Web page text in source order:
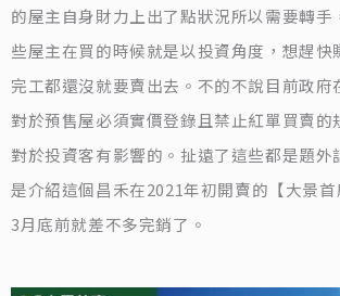
的屋主自身財力上出了點狀況所以需要轉手
些屋主在買的時候就是以投資角度，想趕快
完工都還沒就要賣出去。不的不說目前政府
對於預售屋必須實價登錄且禁止紅單買賣的
對於投資客有影響的。扯遠了這些都是題外
是介紹這個昌禾在2021年初開賣的【大景
3月底前就差不多完銷了。